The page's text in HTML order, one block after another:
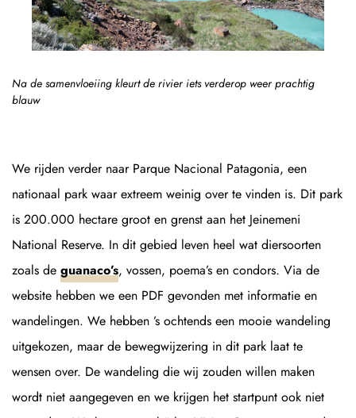
Na de samenvloeiing kleurt de rivier iets verderop weer prachtig
blauw
We rijden verder naar Parque Nacional Patagonia, een
nationaal park waar extreem weinig over te vinden is. Dit park
is 200.000 hectare groot en grenst aan het Jeinemeni
National Reserve. In dit gebied leven heel wat diersoorten
zoals de guanaco’s, vossen, poema’s en condors. Via de
website hebben we een PDF gevonden met informatie en
wandelingen. We hebben ’s ochtends een mooie wandeling
uitgekozen, maar de bewegwijzering in dit park laat te
wensen over. De wandeling die wij zouden willen maken
wordt niet aangegeven en we krijgen het startpunt ook niet